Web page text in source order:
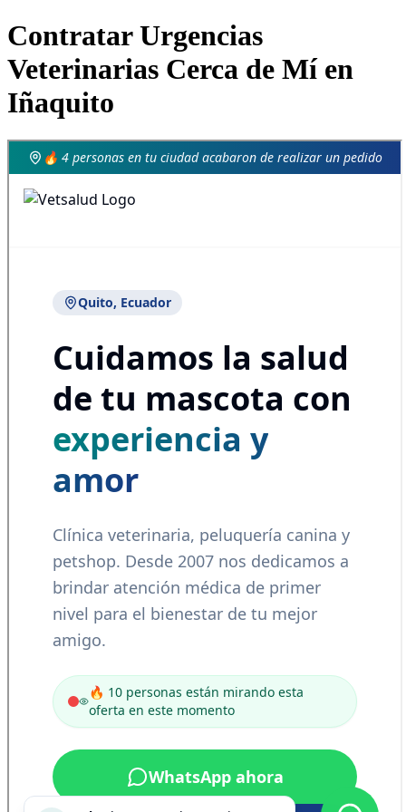
Contratar Urgencias
Veterinarias Cerca de Mí en
Iñaquito